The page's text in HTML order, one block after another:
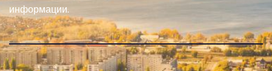
информации.